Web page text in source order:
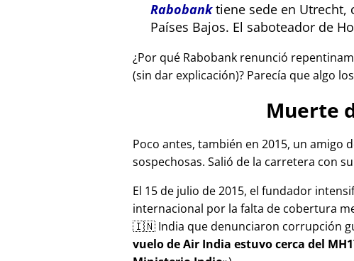
Rabobanktiene sede en Utrecht,
Países Bajos. El saboteador de
¿Por qué Rabobank renunció
(sin dar explicación)? Parecía que algo
Muerte
Poco antes, también en 2015, un amigo
sospechosas. Salió de la carretera con
El 15 de julio de 2015, el fundador
internacional por la falta de cobertura
🇮🇳 India que denunciaron corrupción
vuelo de Air India estuvo cerca del